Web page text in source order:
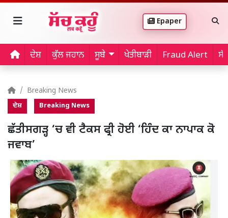
Epaper
ਦੇਸ਼ ਕੁੱਲ ਜਹਾਨ ਸੂਬੇ ਖੇਤੀਬਾੜੀ Fraud Alert
Breaking News
ਦੇਸ਼ Breaking News
ਛੱਤੀਸਗੜ੍ਹ ‘ਚ ਵੀ ਟੈਕਸ ਫ੍ਰੀ ਹੋਈ ‘ਹਿੰਦ ਕਾ ਨਾਪਾਕ ਕੋ
ਜਵਾਬ’